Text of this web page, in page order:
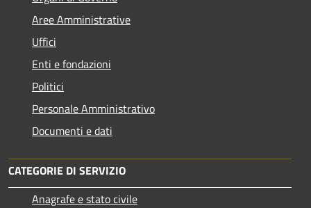
Aree Amministrative
Uffici
Enti e fondazioni
Politici
Personale Amministrativo
Documenti e dati
CATEGORIE DI SERVIZIO
Anagrafe e stato civile